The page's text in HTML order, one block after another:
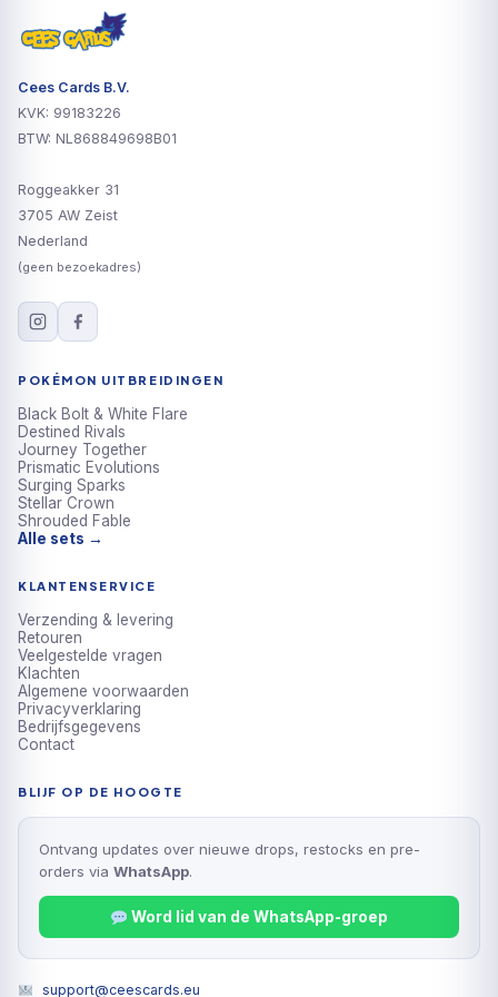
& Violet – Stellar Crown!
Cees Cards B.V.
KVK: 99183226
BTW: NL868849698B01
Roggeakker 31
3705 AW Zeist
Nederland
(geen bezoekadres)
POKÉMON UITBREIDINGEN
Black Bolt & White Flare
Destined Rivals
Journey Together
Prismatic Evolutions
Surging Sparks
Stellar Crown
Shrouded Fable
Alle sets →
KLANTENSERVICE
Verzending & levering
Retouren
Veelgestelde vragen
Klachten
Algemene voorwaarden
Privacyverklaring
Bedrijfsgegevens
Contact
BLIJF OP DE HOOGTE
Ontvang updates over nieuwe drops, restocks en pre-
orders via WhatsApp.
Word lid van de WhatsApp-groep
support@ceescards.eu